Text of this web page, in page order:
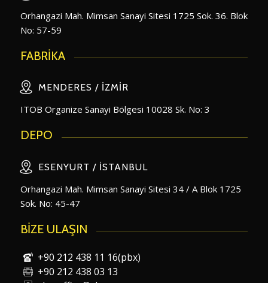
Orhangazi Mah. Mimsan Sanayi Sitesi 1725 Sok. 36. Blok
No: 57-59
FABRİKA
MENDERES / İZMIR
ITOB Organize Sanayi Bölgesi 10028 Sk. No: 3
DEPO
ESENYURT / İSTANBUL
Orhangazi Mah. Mimsan Sanayi Sitesi 34 / A Blok 1725
Sok. No: 45-47
BİZE ULAŞIN
+90 212 438 11 16(pbx)
+90 212 438 03 13